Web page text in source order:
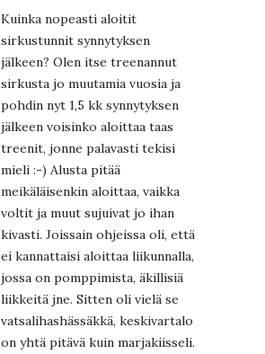
Kuinka nopeasti aloitit
sirkustunnit synnytyksen
jälkeen? Olen itse treenannut
sirkusta jo muutamia vuosia ja
pohdin nyt 1,5 kk synnytyksen
jälkeen voisinko aloittaa taas
treenit, jonne palavasti tekisi
mieli :-) Alusta pitää
meikäläisenkin aloittaa, vaikka
voltit ja muut sujuivat jo ihan
kivasti. Joissain ohjeissa oli, että
ei kannattaisi aloittaa liikunnalla,
jossa on pomppimista, äkillisiä
liikkeitä jne. Sitten oli vielä se
vatsalihashässäkkä, keskivartalo
on yhtä pitävä kuin marjakiisseli.